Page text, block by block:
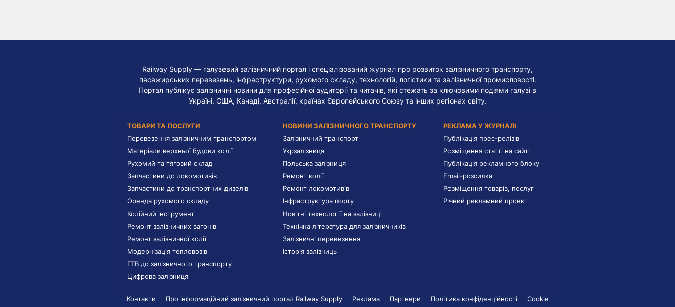
Railway Supply — галузевий залізничний портал і спеціалізований журнал про розвиток залізничного транспорту,
пасажирських перевезень, інфраструктури, рухомого складу, технологій, логістики та залізничної промисловості.
Портал публікує залізничні новини для професійної аудиторії та читачів, які стежать за ключовими подіями галузі в
Україні, США, Канаді, Австралії, країнах Європейського Союзу та інших регіонах світу.
ТОВАРИ ТА ПОСЛУГИ
Перевезення залізничним транспортом
Матеріали верхньої будови колії
Рухомий та тяговий склад
Запчастини до локомотивів
Запчастини до транспортних дизелів
Оренда рухомого складу
Колійний інструмент
Ремонт залізничних вагонів
Ремонт залізничної колії
Модернізація тепловозів
ГТВ до залізничного транспорту
Цифрова залізниця
НОВИНИ ЗАЛІЗНИЧНОГО ТРАНСПОРТУ
Залізничний транспорт
Укрзалізниця
Польська залізниця
Ремонт колії
Ремонт локомотивів
Інфраструктура порту
Новітні технології на залізниці
Технічна література для залізничників
Залізничні перевезення
Історія залізниць
РЕКЛАМА У ЖУРНАЛІ
Публікація прес-релізів
Розміщення статті на сайті
Публікація рекламного блоку
Email-розсилка
Розміщення товарів, послуг
Річний рекламний проект
Контакти Про інформаційний залізничний портал Railway Supply Реклама Партнери Політика конфіденційності Cookie